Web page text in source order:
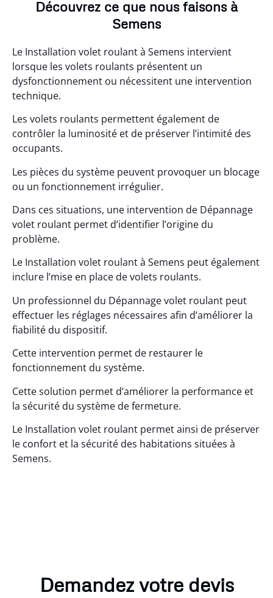
Découvrez ce que nous faisons à
Semens
Le Installation volet roulant à Semens intervient
lorsque les volets roulants présentent un
dysfonctionnement ou nécessitent une intervention
technique.
Les volets roulants permettent également de
contrôler la luminosité et de préserver l’intimité des
occupants.
Les pièces du système peuvent provoquer un blocage
ou un fonctionnement irrégulier.
Dans ces situations, une intervention de Dépannage
volet roulant permet d’identifier l’origine du
problème.
Le Installation volet roulant à Semens peut également
inclure l’mise en place de volets roulants.
Un professionnel du Dépannage volet roulant peut
effectuer les réglages nécessaires afin d’améliorer la
fiabilité du dispositif.
Cette intervention permet de restaurer le
fonctionnement du système.
Cette solution permet d’améliorer la performance et
la sécurité du système de fermeture.
Le Installation volet roulant permet ainsi de préserver
le confort et la sécurité des habitations situées à
Semens.
Demandez votre devis